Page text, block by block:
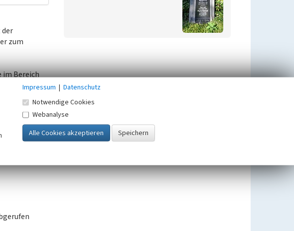
zum
im Bereich
den
/ Droege
deutet die
Impressum | Datenschutz
Notwendige Cookies
Webanalyse